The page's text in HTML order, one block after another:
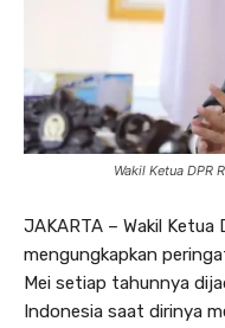
Wakil Ketua DPR
JAKARTA – Wakil Ketua
mengungkapkan
Mei setiap tahunnya
Indonesia saat dirinya